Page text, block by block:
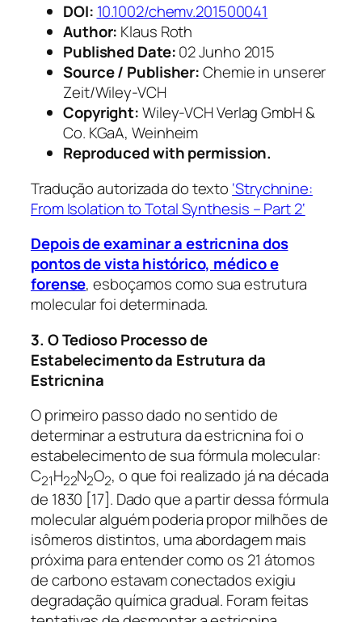
DOI: 10.1002/chemv.201500041
Author: Klaus Roth
Published Date:02 Junho 2015
Source / Publisher:Chemie in unserer
Zeit/Wiley-VCH
Copyright:Wiley-VCH Verlag GmbH &
Co. KGaA, Weinheim
Reproduced with permission.
Tradução autorizada do texto ‘Strychnine:
From Isolation to Total Synthesis – Part 2‘
Depois de examinar a estricnina dos
pontos de vista histórico, médico e
forense, esboçamos como sua estrutura
molecular foi determinada.
3. O Tedioso Processo de
Estabelecimento da Estrutura da
Estricnina
O primeiro passo dado no sentido de
determinar a estrutura da estricnina foi o
estabelecimento de sua fórmula molecular:
C21H22N2O2, o que foi realizado já na década
de 1830 [17]. Dado que a partir dessa fórmula
molecular alguém poderia propor milhões de
isômeros distintos, uma abordagem mais
próxima para entender como os 21 átomos
de carbono estavam conectados exigiu
degradação química gradual. Foram feitas